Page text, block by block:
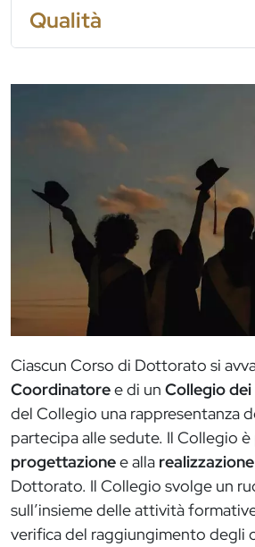
Qualità
Ciascun Corso di Dottorato si
Coordinatoree di un Collegio
del Collegio una rappresentanza
partecipa alle sedute. Il Collegio
progettazionee alla realizzazione
Dottorato. Il Collegio svolge un
sull’insieme delle attività
verifica del raggiungimento degli